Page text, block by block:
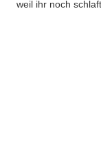
weil ihr noch